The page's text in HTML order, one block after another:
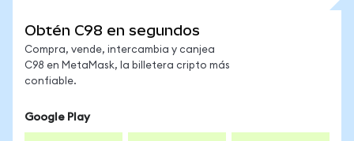
Obtén C98 en segundos
Compra, vende, intercambia y canjea
C98 en MetaMask, la billetera cripto más
confiable.
Google Play